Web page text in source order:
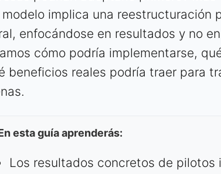
implica una reestructuración
enfocándose en resultados y no
cómo podría implementarse,
beneficios reales podría traer para
esta guía aprenderás:
Los resultados concretos de pilotos